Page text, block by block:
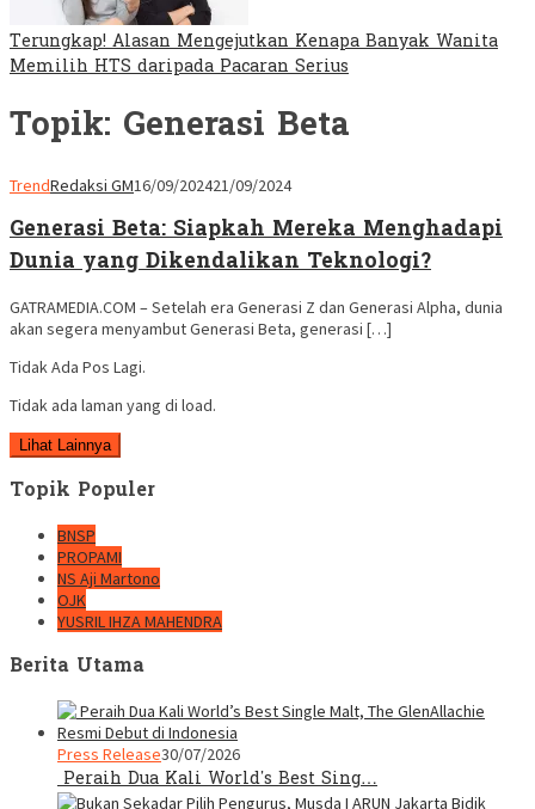
Terungkap! Alasan Mengejutkan Kenapa Banyak Wanita
Memilih HTS daripada Pacaran Serius
Topik: Generasi Beta
TrendRedaksi GM16/09/202421/09/2024
Generasi Beta: Siapkah Mereka Menghadapi
Dunia yang Dikendalikan Teknologi?
GATRAMEDIA.COM – Setelah era Generasi Z dan Generasi Alpha, dunia
akan segera menyambut Generasi Beta, generasi […]
Tidak Ada Pos Lagi.
Tidak ada laman yang di load.
Lihat Lainnya
Topik Populer
BNSP
PROPAMI
NS Aji Martono
OJK
YUSRIL IHZA MAHENDRA
Berita Utama
Press Release30/07/2026
Peraih Dua Kali World’s Best Sing…